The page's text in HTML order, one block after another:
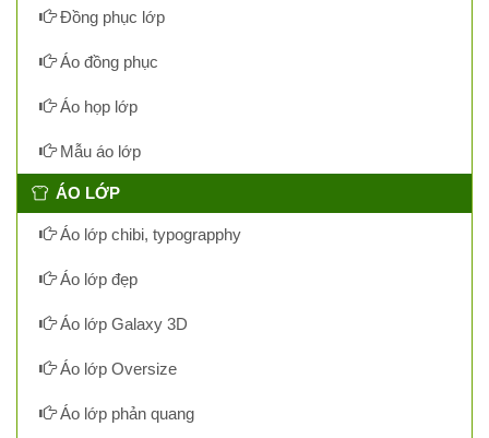
Đồng phục lớp
Áo đồng phục
Áo họp lớp
Mẫu áo lớp
ÁO LỚP
Áo lớp chibi, typograpphy
Áo lớp đẹp
Áo lớp Galaxy 3D
Áo lớp Oversize
Áo lớp phản quang